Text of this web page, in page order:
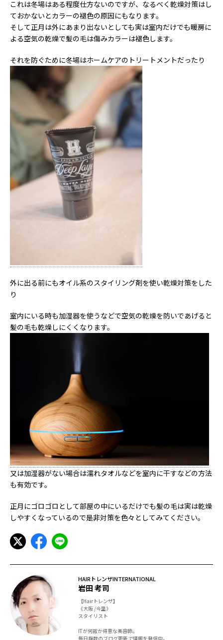
これは冬場はある程度仕方ないのですが、なるべく乾燥対策はし
ておかないとカラーの褪色の原因にもなります。
そして正月は外にあまり出ないとしても実は室内だけでも暖房に
よる空気の乾燥で髪の毛は傷みカラーは褪色します。
それを防ぐために冬場はホームケアのトリートメントだったり
外に出る前にもオイル系のスタイリング剤を使い乾燥対策をした
り
室内にいる時も加湿器を使うなどで空気の乾燥を防いであげると
髪の毛も乾燥しにくくなります。
又は加湿器がない場合は濡れタオルなどを室内に干すなどの方法
も有効です。
正月にゴロゴロとして部屋の中にいるだけでも髪の毛は実は乾燥
しやすくなっているので是非対策を色々としてみてください。
HAIRトレンザINTERNATIONAL
岩田 考司
【Hairトレンザ】
《大阪 /今里》
スタイリスト
ITが何故か得意な美容師。
毎日複数のブログ更新で情報を発信中。